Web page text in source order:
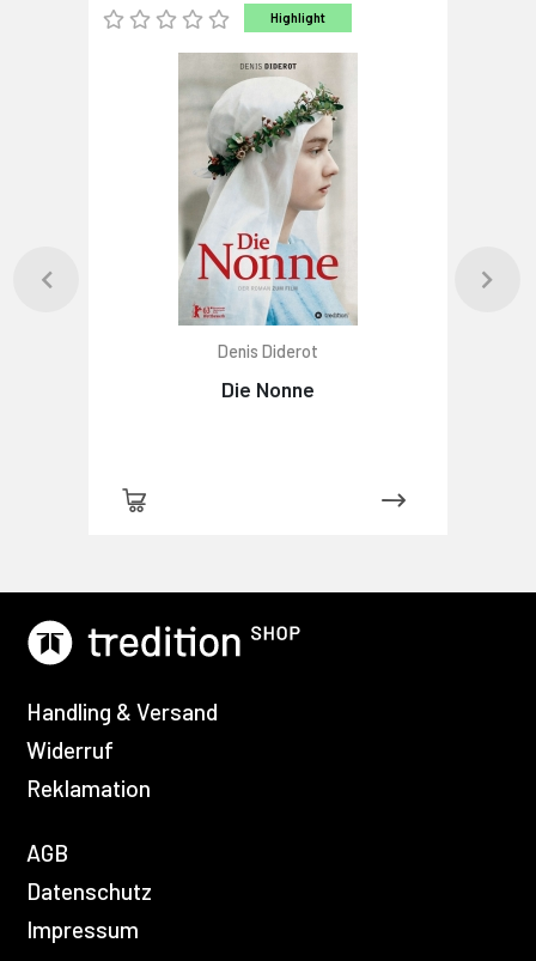
Highlight
Denis Diderot
Die Nonne
Handling & Versand
Widerruf
Reklamation
AGB
Datenschutz
Impressum